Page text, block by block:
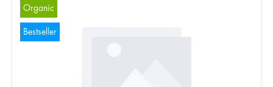
Organic
Bestseller